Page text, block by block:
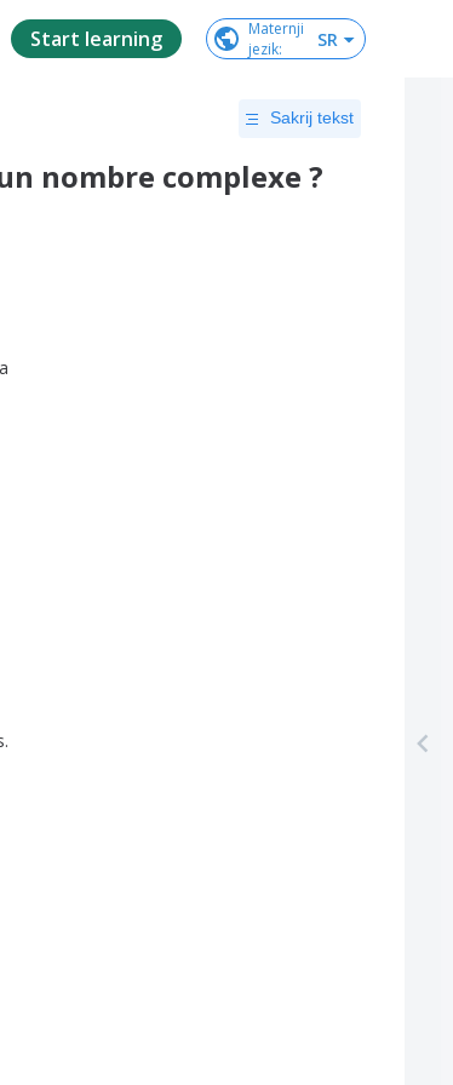
Start learning
Maternji
jezik: SR
Sakrij tekst
nombre complexe ?
.